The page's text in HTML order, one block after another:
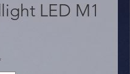
LED M1